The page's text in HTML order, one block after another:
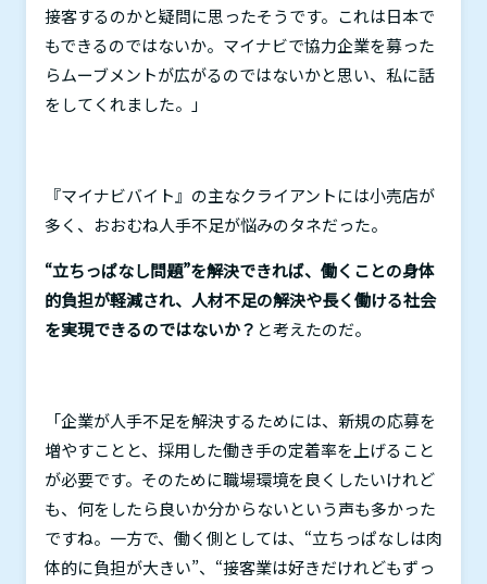
接客するのかと疑問に思ったそうです。これは日本で
もできるのではないか。マイナビで協力企業を募った
らムーブメントが広がるのではないかと思い、私に話
をしてくれました。」
『マイナビバイト』の主なクライアントには小売店が
多く、おおむね人手不足が悩みのタネだった。
“立ちっぱなし問題”を解決できれば、働くことの身体
的負担が軽減され、人材不足の解決や長く働ける社会
を実現できるのではないか？ と考えたのだ。
「企業が人手不足を解決するためには、新規の応募を
増やすことと、採用した働き手の定着率を上げること
が必要です。そのために職場環境を良くしたいけれど
も、何をしたら良いか分からないという声も多かった
ですね。一方で、働く側としては、“立ちっぱなしは肉
体的に負担が大きい”、“接客業は好きだけれどもずっ